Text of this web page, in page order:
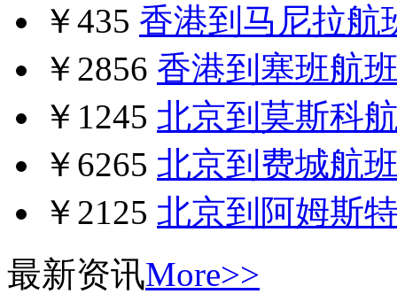
￥435 香港到马尼拉航
￥2856 香港到塞班航
￥1245 北京到莫斯科
￥6265 北京到费城航
￥2125 北京到阿姆斯
最新资讯More>>